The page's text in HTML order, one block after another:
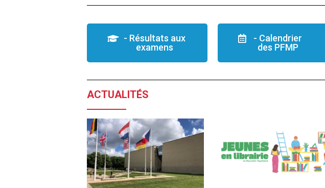
- Résultats aux
examens
- Calendrier
des PFMP
ACTUALITÉS